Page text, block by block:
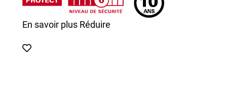
En savoir plus Réduire